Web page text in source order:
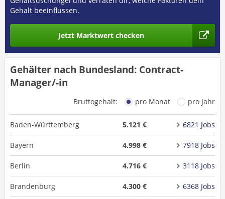
Gehalt beeinflussen.
Jetzt Marktwert checken
Gehälter nach Bundesland: Contract-
Manager/-in
Bruttogehalt: pro Monat pro Jahr
Baden-Württemberg 5.121 € 6821 Jobs
Bayern 4.998 € 7918 Jobs
Berlin 4.716 € 3118 Jobs
Brandenburg 4.300 € 6368 Jobs